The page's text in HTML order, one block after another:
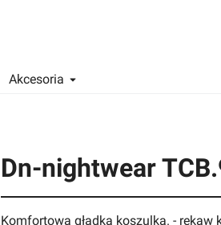
Akcesoria
Dn-nightwear
Komfortowa gładka koszulka. - rękaw